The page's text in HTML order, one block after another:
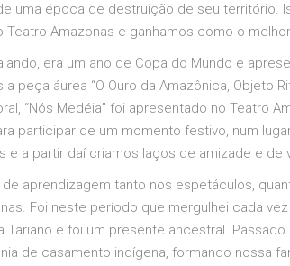
uma época de destruição de seu território.
Teatro Amazonas e ganhamos como o
era um ano de Copa do Mundo e
peça áurea “O Ouro da Amazônica, Objeto
“Nós Medéia” foi apresentado no Teatro
participar de um momento festivo, num
a partir daí criamos laços de amizade e de
aprendizagem tanto nos espetáculos,
Foi neste período que mergulhei cada
e foi um presente ancestral.
de casamento indígena, formando nossa